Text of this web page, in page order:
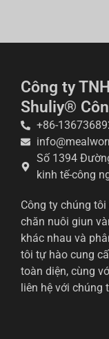
Công ty
Shuliy®
+86-
Số 1394
kinh tế-công
Công ty chúng
chăn nuôi giun
khác nhau và
tôi tự hào cung
toàn diện, cùng
liên hệ với chúng